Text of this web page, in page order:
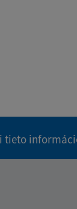
tieto